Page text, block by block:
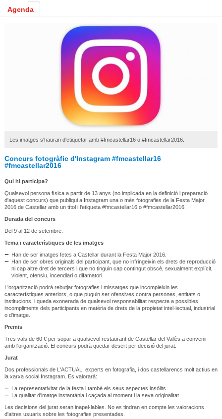
Agenda
Les imatges s'hauran d'etiquetar amb #fmcastellar16 o #fmcastellar2016.
Concurs fotogràfic d'Instagram #fmcastellar16
#fmcastellar2016
Qui hi participa?
Qualsevol persona física a partir de 13 anys (no implicada en la definició i preparació
d'aquest concurs) que publiqui a Instagram una o més fotografies de la Festa Major
2016 de Castellar amb un títol i l'etiqueta #fmcastellar16 o #fmcastellar2016.
Durada del concurs
Del 9 al 12 de setembre.
Tema i característiques de les imatges
Han de ser imatges fetes a Castellar durant la Festa Major 2016.
Han de ser obres originals del participant, que no infringeixin els drets de reproducció
ni cap altre dret de tercers i que no tinguin cap contingut obscè, sexualment explícit,
violent, ofensiu, incendiari o difamatori.
L'organització podrà rebutjar fotografies i missatges que incompleixin les
característiques anteriors, o que puguin ser ofensives contra persones, entitats o
institucions, i queda exonerada de qualsevol responsabilitat respecte a possibles
incompliments dels participants en matèria de drets de la propietat intel·lectual, industrial
o d'imatge.
Premis
Tres vals de 60 € per sopar a qualsevol restaurant de Castellar del Vallès a convenir
amb l'organització. El concurs podrà quedar desert per decisió del jurat.
Jurat
Dos professionals de L'ACTUAL, experts en fotografia, i dos castellarencs molt actius en
la xarxa social Instagram. Es valorarà:
La representativitat de la festa i també els seus aspectes insòlits
La qualitat d'imatge instantània i caçada al moment i la seva originalitat
Les decisions del jurat seran inapel·lables. No es tindran en compte les valoracions
d'altres usuaris sobre les fotografies presentades.